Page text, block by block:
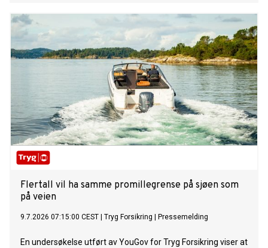
Flertall vil ha samme promillegrense på sjøen som
på veien
9.7.2026 07:15:00 CEST Tryg Forsikring Pressemelding
En undersøkelse utført av YouGov for Tryg Forsikring viser at